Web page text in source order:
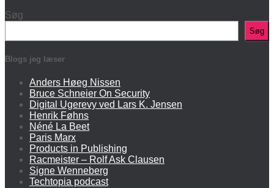
Søg
Søg
Blogs jeg læser
Anders Høeg Nissen
Bruce Schneier On Security
Digital Ugerevy ved Lars K. Jensen
Henrik Føhns
Néné La Beet
Paris Marx
Products in Publishing
Racmeister – Rolf Ask Clausen
Signe Wenneberg
Techtopia podcast